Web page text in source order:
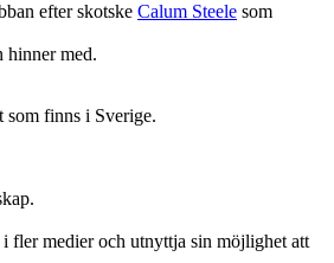
efter skotske Calum Steele som
hinner med.
som finns i Sverige.
i fler medier och utnyttja sin möjlighet att